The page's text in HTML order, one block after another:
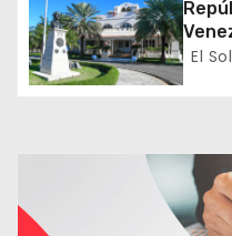
r
a
El